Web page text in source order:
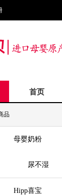
首页
品
母婴奶粉
尿不湿
Hipp喜宝